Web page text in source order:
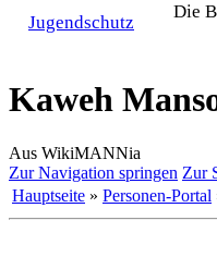
Jugendschutz
Die
Kaweh
Aus WikiMANNia
Zur Navigation springen Zur
Hauptseite » Personen-Portal